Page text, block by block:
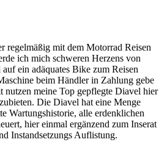
regelmäßig mit dem Motorrad Reisen
ich mich schweren Herzens von
ein adäquates Bike zum Reisen
beim Händler in Zahlung gebe
nutzen meine Top gepflegte Diavel hier
Die Diavel hat eine Menge
Wartungshistorie, alle erdenklichen
hier einmal ergänzend zum Inserat
Instandsetzungs Auflistung.